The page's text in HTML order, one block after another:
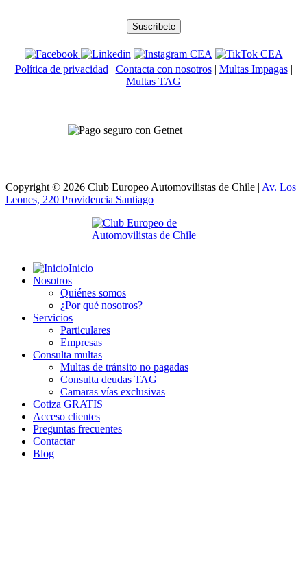
Política de privacidad | Contacta con nosotros| Multas Impagas|
Multas TAG
Copyright © 2026 Club Europeo Automovilistas de Chile | Av. Los
Leones, 220 Providencia Santiago
Inicio
Nosotros
Quiénes somos
¿Por qué nosotros?
Servicios
Particulares
Empresas
Consulta multas
Multas de tránsito no pagadas
Consulta deudas TAG
Camaras vías exclusivas
Cotiza GRATIS
Acceso clientes
Preguntas frecuentes
Contactar
Blog